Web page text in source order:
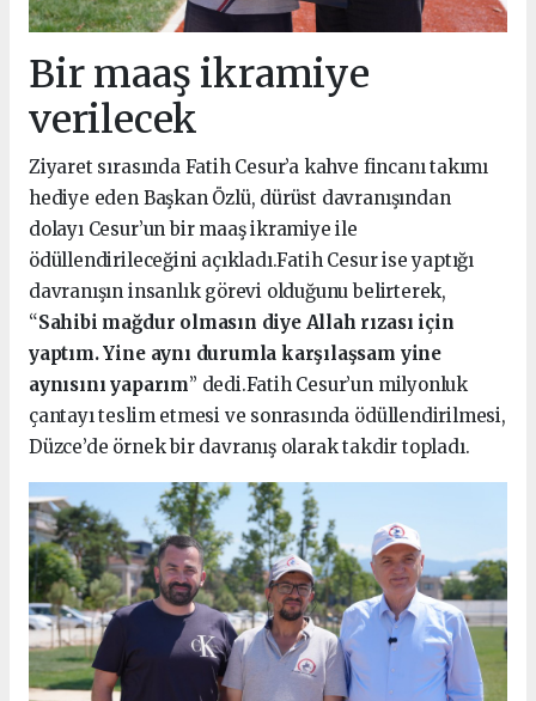
Bir maaş ikramiye
verilecek
Ziyaret sırasında Fatih Cesur’a kahve fincanı takımı
hediye eden Başkan Özlü, dürüst davranışından
dolayı Cesur’un bir maaş ikramiye ile
ödüllendirileceğini açıkladı.Fatih Cesur ise yaptığı
davranışın insanlık görevi olduğunu belirterek,
“Sahibi mağdur olmasın diye Allah rızası için
yaptım. Yine aynı durumla karşılaşsam yine
aynısını yaparım” dedi.Fatih Cesur’un milyonluk
çantayı teslim etmesi ve sonrasında ödüllendirilmesi,
Düzce’de örnek bir davranış olarak takdir topladı.